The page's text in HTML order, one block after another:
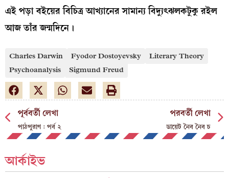
এই পড়া বইয়ের বিচিত্র আখ্যানের সামান্য বিদ্যুৎঝলকটুকু রইল
আজ তাঁর জন্মদিনে।
Charles Darwin Fyodor Dostoyevsky
Literary Theory
Psychoanalysis
Sigmund Freud
পূর্ববর্তী লেখা
পাঠপুরাণ : পর্ব ২
পরবর্তী লেখা
ডায়েট নৈব নৈব চ
আর্কাইভ